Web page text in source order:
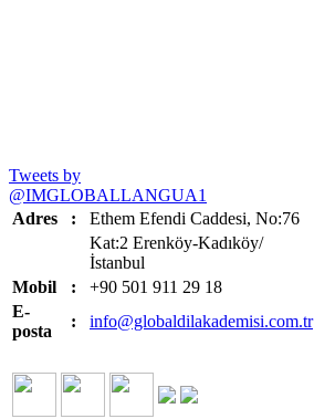
Tweets by
@IMGLOBALLANGUA1
Adres
:
Ethem Efendi Caddesi, No:76
Kat:2 Erenköy-Kadıköy/
İstanbul
Mobil
:
+90 501 911 29 18
E-
posta
: info@globaldilakademisi.com.tr